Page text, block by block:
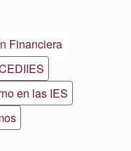
Financiera
en las IES